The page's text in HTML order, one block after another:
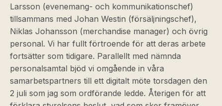
Larsson (evenemang- och kommunikationschef)
tillsammans med Johan Westin (försäljningschef),
Niklas Johansson (merchandise manager) och övrig
personal. Vi har fullt förtroende för att deras arbete
fortsätter som tidigare. Parallellt med nämnda
personalsamtal bjöd vi omgående in våra
samarbetspartners till ett digitalt möte torsdagen den
2 juli som jag som ordförande ledde. Återigen för att